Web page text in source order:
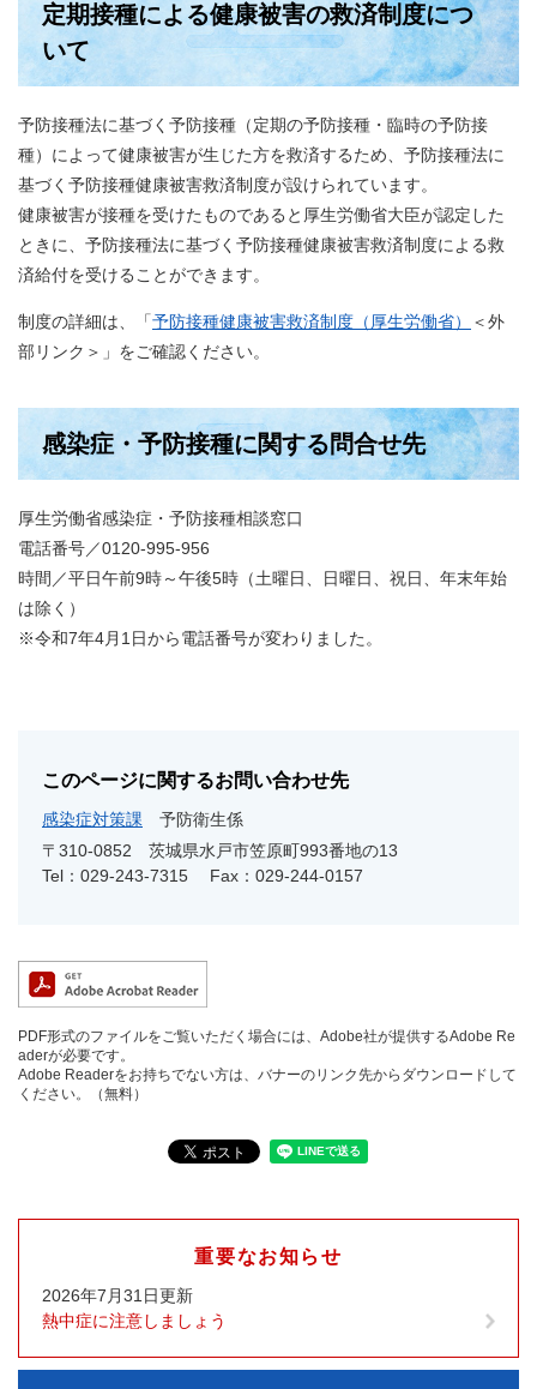
定期接種による健康被害の救済制度につ
いて
予防接種法に基づく予防接種（定期の予防接種・臨時の予防接
種）によって健康被害が生じた方を救済するため、予防接種法に
基づく予防接種健康被害救済制度が設けられています。
健康被害が接種を受けたものであると厚生労働省大臣が認定した
ときに、予防接種法に基づく予防接種健康被害救済制度による救
済給付を受けることができます。
制度の詳細は、「予防接種健康被害救済制度（厚生労働省）
＜外
部リンク＞ 」をご確認ください。
感染症・予防接種に関する問合せ先
厚生労働省感染症・予防接種相談窓口
電話番号／0120-995-956
時間／平日午前9時～午後5時（土曜日、日曜日、祝日、年末年始
は除く）
※令和7年4月1日から電話番号が変わりました。
このページに関するお問い合わせ先
感染症対策課
予防衛生係
〒310-0852
茨城県水戸市笠原町993番地の13
Tel：029-243-7315
Fax：029-244-0157
PDF形式のファイルをご覧いただく場合には、Adobe社が提供するAdobe Re
aderが必要です。
Adobe Readerをお持ちでない方は、バナーのリンク先からダウンロードして
ください。（無料）
重要なお知らせ
2026年7月31日更新
熱中症に注意しましょう